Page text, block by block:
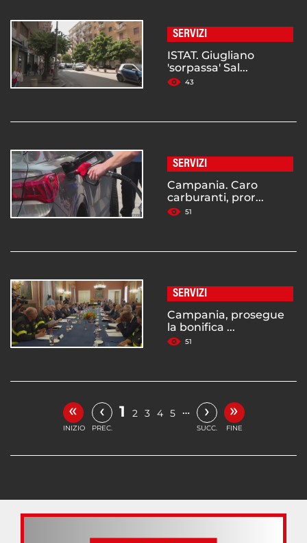
SERVIZI
ISTAT. Giugliano
'sorpassa' Sal...
43
SERVIZI
Campania. Caro
carburanti, pror...
51
SERVIZI
Campania, prosegue
la bonifica ...
51
«
INIZIO
‹
PREC.
1 2 3 4 5 … ›
SUCC.
»
FINE